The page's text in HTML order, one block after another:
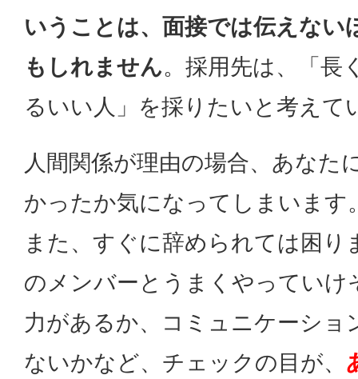
いうことは、面接では伝えない
もしれません。採用先は、「長
るいい人」を採りたいと考えて
人間関係が理由の場合、あなた
かったか気になってしまいます
また、すぐに辞められては困り
のメンバーとうまくやっていけ
力があるか、コミュニケーショ
ないかなど、チェックの目が、